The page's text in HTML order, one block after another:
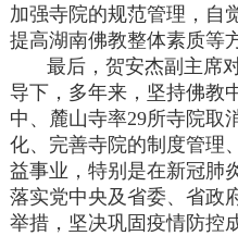
加强寺院的规范管理，自
提高湖南佛教整体素质等
最后，贺安杰副主席
导下，多年来，坚持佛教
中、麓山寺率29所寺院取
化、完善寺院的制度管理
益事业，特别是在新冠肺
落实党中央及省委、省政
举措，坚决巩固疫情防控